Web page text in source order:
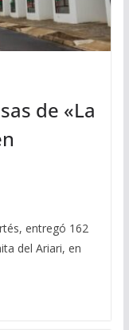
de «La
entregó 162
del Ariari, en